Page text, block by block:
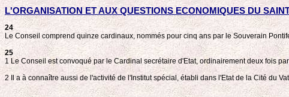
L'ORGANISATION ET AUX QUESTIONS ECONOMIQUES DU
24
Le Conseil comprend quinze cardinaux, nommés pour cinq ans par le Souverain
25
1 Le Conseil est convoqué par le Cardinal secrétaire d'Etat, ordinairement deux fois
2 Il a à connaître aussi de l'activité de l'Institut spécial, établi dans l'Etat de la Cité du